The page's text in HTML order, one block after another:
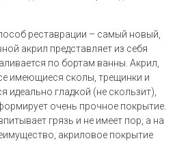
реставрации – самый новый,
акрил представляет из себя
по бортам ванны. Акрил,
имеющиеся сколы, трещинки и
идеально гладкой (не скользит),
очень прочное покрытие.
грязь и не имеет пор, а на
акриловое покрытие